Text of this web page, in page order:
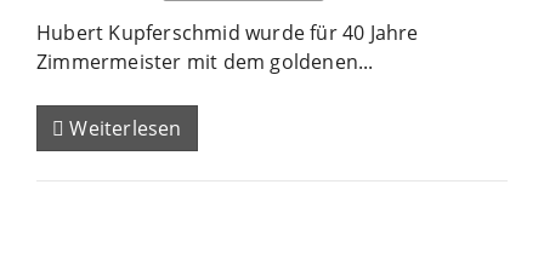
Hubert Kupferschmid wurde für 40 Jahre
Zimmermeister mit dem goldenen...
Weiterlesen